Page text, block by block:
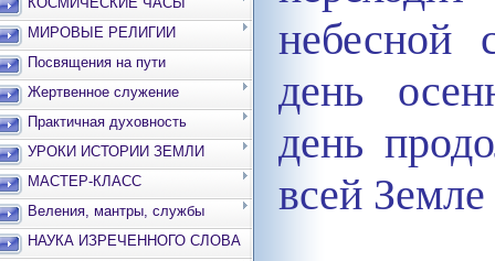
МИРОВЫЕ РЕЛИГИИ
Посвящения на пути
Жертвенное служение
Практичная духовность
УРОКИ ИСТОРИИ ЗЕМЛИ
МАСТЕР-КЛАСС
Веления, мантры, службы
НАУКА ИЗРЕЧЕННОГО СЛОВА
день
день
всей